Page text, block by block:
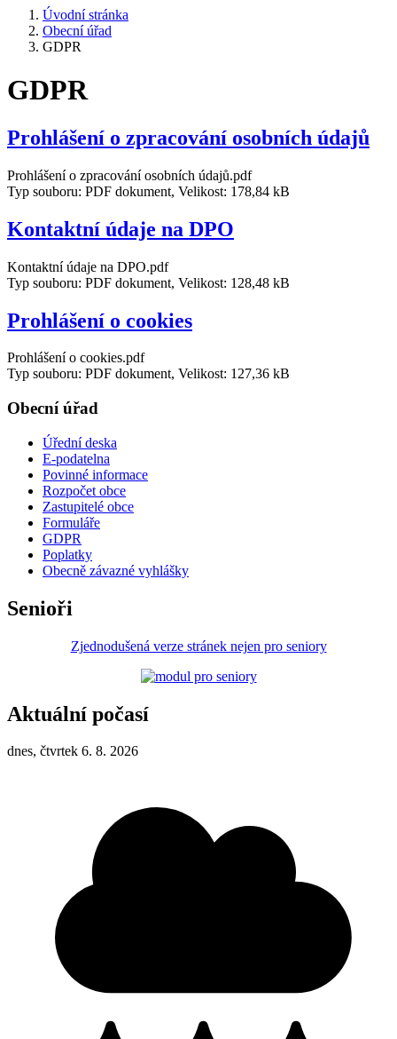
Úvodní stránka
Obecní úřad
GDPR
GDPR
Prohlášení o zpracování osobních údajů
Prohlášení o zpracování osobních údajů.pdf
Typ souboru: PDF dokument, Velikost: 178,84 kB
Kontaktní údaje na DPO
Kontaktní údaje na DPO.pdf
Typ souboru: PDF dokument, Velikost: 128,48 kB
Prohlášení o cookies
Prohlášení o cookies.pdf
Typ souboru: PDF dokument, Velikost: 127,36 kB
Obecní úřad
Úřední deska
E-podatelna
Povinné informace
Rozpočet obce
Zastupitelé obce
Formuláře
GDPR
Poplatky
Obecně závazné vyhlášky
Senioři
Zjednodušená verze stránek nejen pro seniory
Aktuální počasí
dnes, čtvrtek 6. 8. 2026